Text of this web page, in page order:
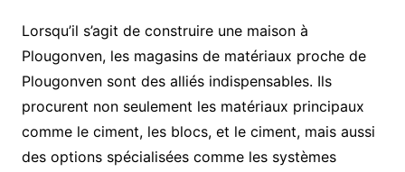
Lorsqu’il s’agit de construire une maison à
Plougonven, les magasins de matériaux proche de
Plougonven sont des alliés indispensables. Ils
procurent non seulement les matériaux principaux
comme le ciment, les blocs, et le ciment, mais aussi
des options spécialisées comme les systèmes